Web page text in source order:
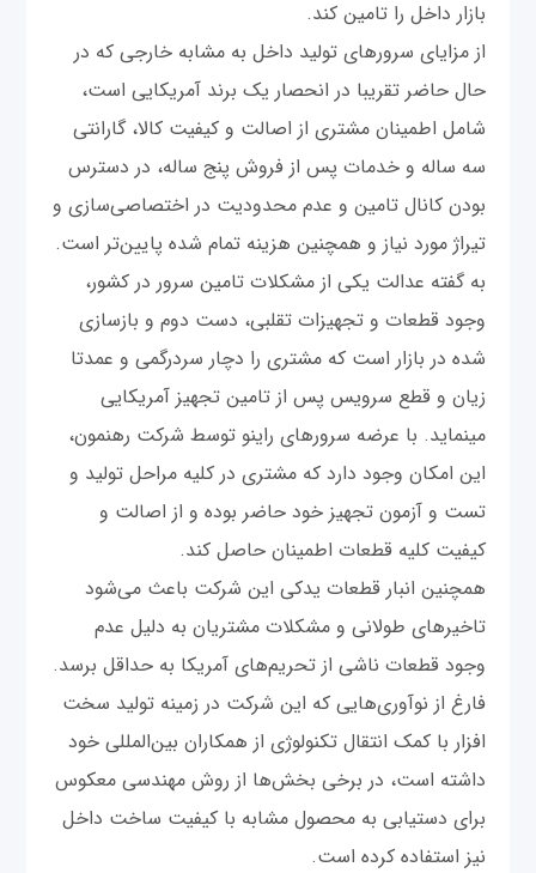
بازار داخل را تامین کند.
از مزایای سرورهای تولید داخل به مشابه خارجی که در
حال حاضر تقریبا در انحصار یک برند آمریکایی است،
شامل اطمینان مشتری از اصالت و کیفیت کالا، گارانتی
سه ساله و خدمات پس از فروش پنج ساله، در دسترس
بودن کانال تامین و عدم محدودیت در اختصاصی‌سازی و
تیراژ مورد نیاز و همچنین هزینه تمام شده پایین‌تر است.
به گفته عدالت یکی از مشکلات تامین سرور در کشور،
وجود قطعات و تجهیزات تقلبی، دست دوم و بازسازی
شده در بازار است که مشتری را دچار سردرگمی و عمدتا
زیان و قطع سرویس پس از تامین تجهیز آمریکایی
مینماید. با عرضه سرورهای راینو توسط شرکت رهنمون،
این امکان وجود دارد که مشتری در کلیه مراحل تولید و
تست و آزمون تجهیز خود حاضر بوده و از اصالت و
کیفیت کلیه قطعات اطمینان حاصل کند.
همچنین انبار قطعات یدکی این شرکت باعث می‌شود
تاخیرهای طولانی و مشکلات مشتریان به دلیل عدم
وجود قطعات ناشی از تحریم‌های آمریکا به حداقل برسد.
فارغ از نوآوری‌هایی که این شرکت در زمینه تولید سخت
افزار با کمک انتقال تکنولوژی از همکاران بین‌ا‌لمللی خود
داشته است، در برخی بخش‌ها از روش مهندسی معکوس
برای دستیابی به محصول مشابه با کیفیت ساخت داخل
نیز استفاده کرده است.